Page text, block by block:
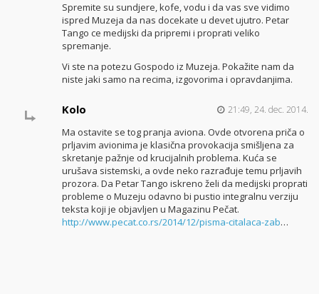
Spremite su sundjere, kofe, vodu i da vas sve vidimo
ispred Muzeja da nas docekate u devet ujutro. Petar
Tango ce medijski da pripremi i proprati veliko
spremanje.
Vi ste na potezu Gospodo iz Muzeja. Pokažite nam da
niste jaki samo na recima, izgovorima i opravdanjima.
Kolo 21:49, 24. dec. 2014.
Ma ostavite se tog pranja aviona. Ovde otvorena priča o
prljavim avionima je klasična provokacija smišljena za
skretanje pažnje od krucijalnih problema. Kuća se
urušava sistemski, a ovde neko razrađuje temu prljavih
prozora. Da Petar Tango iskreno želi da medijski proprati
probleme o Muzeju odavno bi pustio integralnu verziju
teksta koji je objavljen u Magazinu Pečat.
http://www.pecat.co.rs/2014/12/pisma-citalaca-zab…